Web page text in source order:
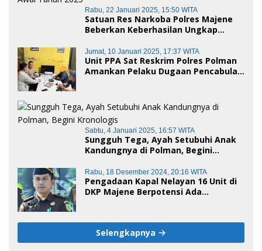
Rabu, 22 Januari 2025, 15:50 WITA
Satuan Res Narkoba Polres Majene
Beberkan Keberhasilan Ungkap
Awal Tahun 2025
Jumat, 10 Januari 2025, 17:37 WITA
Unit PPA Sat Reskrim Polres Polman
Amankan Pelaku Dugaan Pencabulan
Sabtu, 4 Januari 2025, 16:57 WITA
Sungguh Tega, Ayah Setubuhi Anak
Kandungnya di Polman, Begini
Rabu, 18 Desember 2024, 20:16 WITA
Pengadaan Kapal Nelayan 16 Unit di
DKP Majene Berpotensi Ada
Selengkapnya